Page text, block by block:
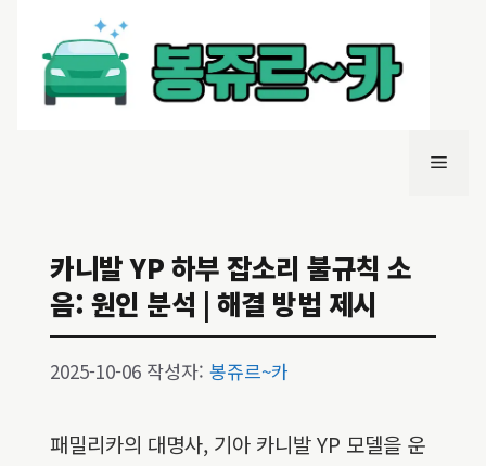
메
카니발 YP 하부 잡소리 불규칙 소
음: 원인 분석 | 해결 방법 제시
2025-10-06 작성자: 봉쥬르~카
패밀리카의 대명사, 기아 카니발 YP 모델을 운